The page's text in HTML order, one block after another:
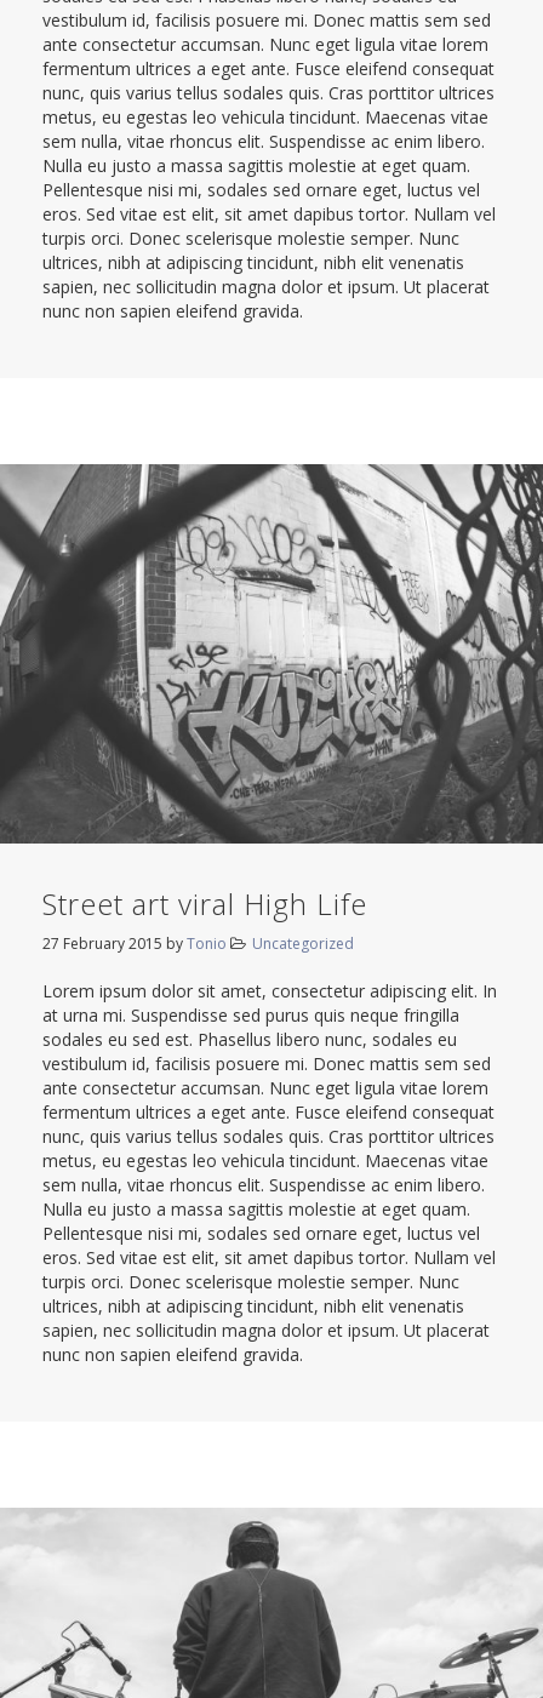
vestibulum id, facilisis posuere mi. Donec mattis sem sed
ante consectetur accumsan. Nunc eget ligula vitae lorem
fermentum ultrices a eget ante. Fusce eleifend consequat
nunc, quis varius tellus sodales quis. Cras porttitor ultrices
metus, eu egestas leo vehicula tincidunt. Maecenas vitae
sem nulla, vitae rhoncus elit. Suspendisse ac enim libero.
Nulla eu justo a massa sagittis molestie at eget quam.
Pellentesque nisi mi, sodales sed ornare eget, luctus vel
eros. Sed vitae est elit, sit amet dapibus tortor. Nullam vel
turpis orci. Donec scelerisque molestie semper. Nunc
ultrices, nibh at adipiscing tincidunt, nibh elit venenatis
sapien, nec sollicitudin magna dolor et ipsum. Ut placerat
nunc non sapien eleifend gravida.
Street art viral High Life
27 February 2015 byTonio Uncategorized
Lorem ipsum dolor sit amet, consectetur adipiscing elit. In
at urna mi. Suspendisse sed purus quis neque fringilla
sodales eu sed est. Phasellus libero nunc, sodales eu
vestibulum id, facilisis posuere mi. Donec mattis sem sed
ante consectetur accumsan. Nunc eget ligula vitae lorem
fermentum ultrices a eget ante. Fusce eleifend consequat
nunc, quis varius tellus sodales quis. Cras porttitor ultrices
metus, eu egestas leo vehicula tincidunt. Maecenas vitae
sem nulla, vitae rhoncus elit. Suspendisse ac enim libero.
Nulla eu justo a massa sagittis molestie at eget quam.
Pellentesque nisi mi, sodales sed ornare eget, luctus vel
eros. Sed vitae est elit, sit amet dapibus tortor. Nullam vel
turpis orci. Donec scelerisque molestie semper. Nunc
ultrices, nibh at adipiscing tincidunt, nibh elit venenatis
sapien, nec sollicitudin magna dolor et ipsum. Ut placerat
nunc non sapien eleifend gravida.